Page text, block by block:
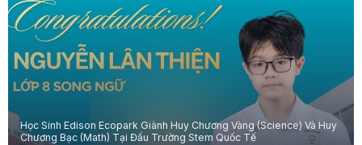
Học Sinh Edison Ecopark Giành Huy Chương Vàng (Science) Và Huy
Chương Bạc (Math) Tại Đấu Trường Stem Quốc Tế